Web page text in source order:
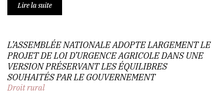
Lire la suite
L’ASSEMBLÉE NATIONALE ADOPTE LARGEMENT LE
PROJET DE LOI D’URGENCE AGRICOLE DANS UNE
VERSION PRÉSERVANT LES ÉQUILIBRES
SOUHAITÉS PAR LE GOUVERNEMENT
Droit rural